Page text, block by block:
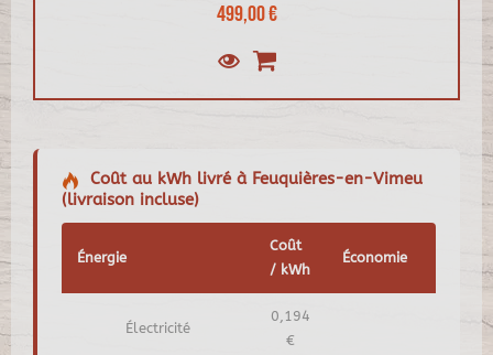
499,00 €
Coût au kWh livré à Feuquières-en-Vimeu
(livraison incluse)
Énergie
Coût
/ kWh
Économie
Électricité
0,194
€